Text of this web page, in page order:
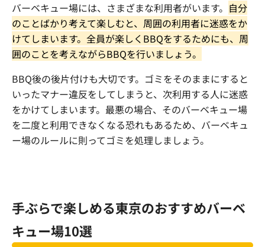
バーベキュー場には、さまざまな利用者がいます。 自分
のことばかり考えて楽しむと、周囲の利用者に迷惑をか
けてしまいます。全員が楽しく BBQをするためにも、周
囲のことを考えながらBBQを行いましょう。
BBQ後の後片付けも大切です。ゴミをそのままにすると
いったマナー違反をしてしまうと、次利用する人に迷惑
をかけてしまいます。最悪の場合、そのバーベキュー場
を二度と利用できなくなる恐れもあるため、バーベキュ
ー場のルールに則ってゴミを処理しましょう。
手ぶらで楽しめる東京のおすすめバーベ
キュー場10選